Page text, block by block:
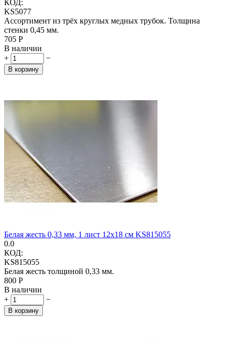
КОД:
KS5077
Ассортимент из трёх круглых медных трубок. Толщина
стенки 0,45 мм.
‍705‍ Р
В наличии
+
−
В корзину
Белая жесть 0,33 мм, 1 лист 12x18 см KS815055
0.0
КОД:
KS815055
Белая жесть толщиной 0,33 мм.
‍800‍ Р
В наличии
+
−
В корзину